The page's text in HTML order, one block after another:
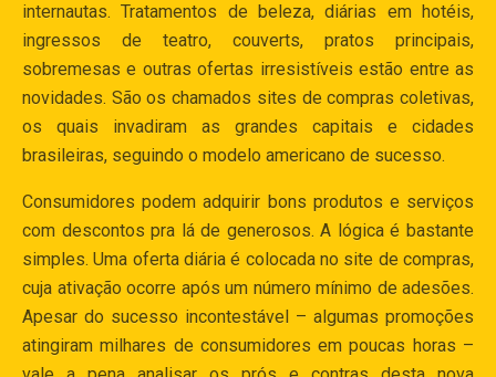
internautas. Tratamentos de beleza, diárias em hotéis,
ingressos de teatro, couverts, pratos principais,
sobremesas e outras ofertas irresistíveis estão entre as
novidades. São os chamados sites de compras coletivas,
os quais invadiram as grandes capitais e cidades
brasileiras, seguindo o modelo americano de sucesso.
Consumidores podem adquirir bons produtos e serviços
com descontos pra lá de generosos. A lógica é bastante
simples. Uma oferta diária é colocada no site de compras,
cuja ativação ocorre após um número mínimo de adesões.
Apesar do sucesso incontestável – algumas promoções
atingiram milhares de consumidores em poucas horas –